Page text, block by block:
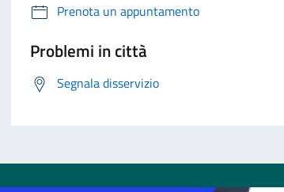
Prenota un appuntamento
Problemi in città
Segnala disservizio